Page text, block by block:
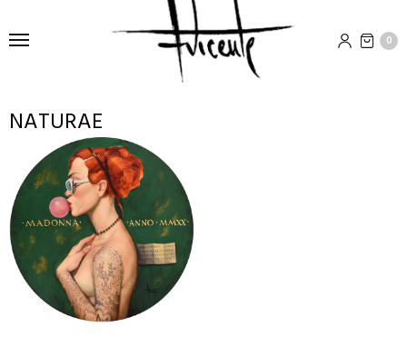
0
NATURAE
producto
tiene
múltiples
variantes.
Las
opciones